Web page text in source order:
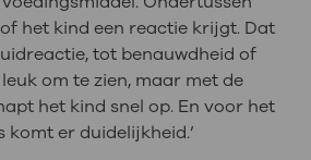
het kind een reactie krijgt. Dat
tot benauwdheid of
om te zien, maar met de
het kind snel op. En voor het
komt er duidelijkheid.’